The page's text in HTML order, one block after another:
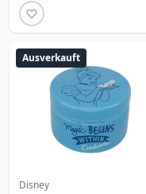
Ausverkauft
Disney